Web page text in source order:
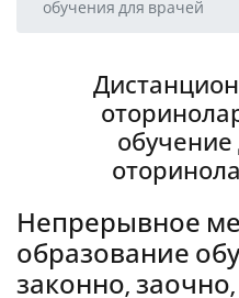
обучения для врачей
обучение
Непрерывное
образование
законно,